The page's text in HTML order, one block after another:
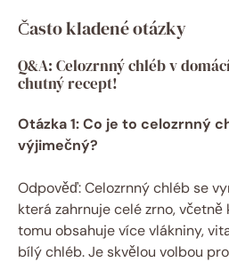
Často kladené otázky
Q&A: Celozrnný chléb v
chutný recept!
Otázka 1: Co je to celozrnný
výjimečný?
Odpověď: Celozrnný chléb se
která zahrnuje celé zrno,
tomu obsahuje více vlákniny,
bílý chléb. Je skvělou volbou